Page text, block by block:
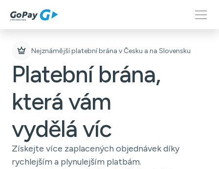
Nejznámější platební brána v Česku a na Slovensku
Platební brána,
která vám
vydělá víc
Získejte více zaplacených objednávek díky
rychlejším a plynulejším platbám.